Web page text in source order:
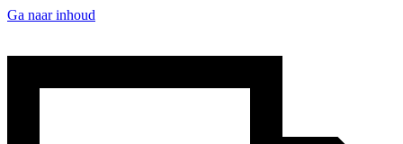
Ga naar inhoud